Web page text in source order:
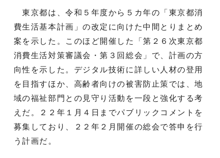
東京都は、令和５年度から５カ年の「東京都消
費生活基本計画」の改定に向けた中間とりまとめ
案を示した。このほど開催した「第２６次東京都
消費生活対策審議会・第３回総会」で、計画の方
向性を示した。デジタル技術に詳しい人材の登用
を目指すほか、高齢者向けの被害防止策では、地
域の福祉部門との見守り活動を一段と強化する考
えだ。２２年１月４日までパブリックコメントを
募集しており、２２年２月開催の総会で答申を行
う計画だ。